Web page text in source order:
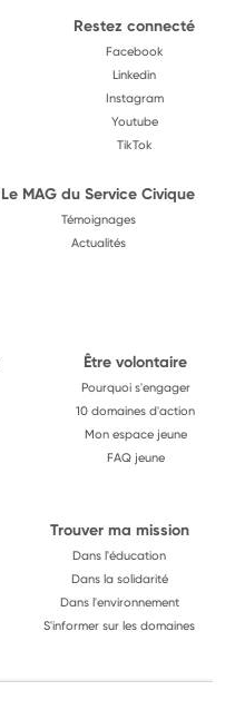
Restez connecté
Facebook
Linkedin
Instagram
Youtube
TikTok
Le MAG du Service Civique
Témoignages
Actualités
Être volontaire
Pourquoi s'engager
10 domaines d'action
Mon espace jeune
FAQ jeune
Trouver ma mission
Dans l'éducation
Dans la solidarité
Dans l'environnement
S'informer sur les domaines